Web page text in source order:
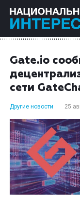
Gate.io
сети
Другие новости 25